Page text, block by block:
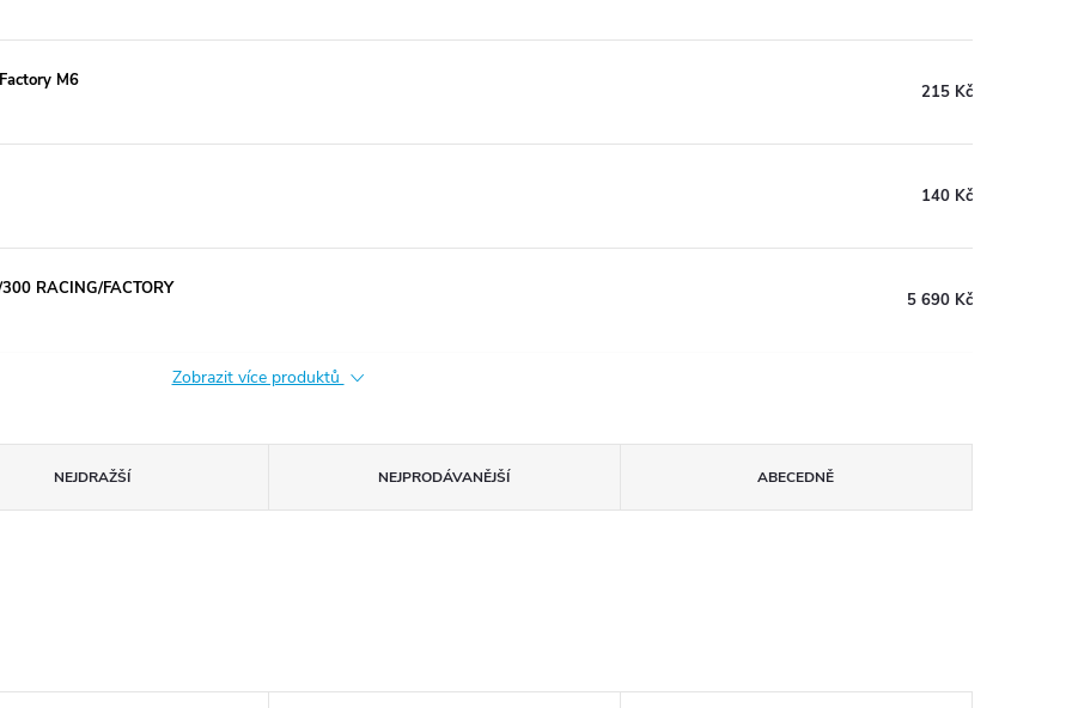
M6
215 Kč
140 Kč
RACING/FACTORY
5 690 Kč
Zobrazit více produktů
NEJDRAŽŠÍ NEJPRODÁVANĚJŠÍ ABECEDNĚ